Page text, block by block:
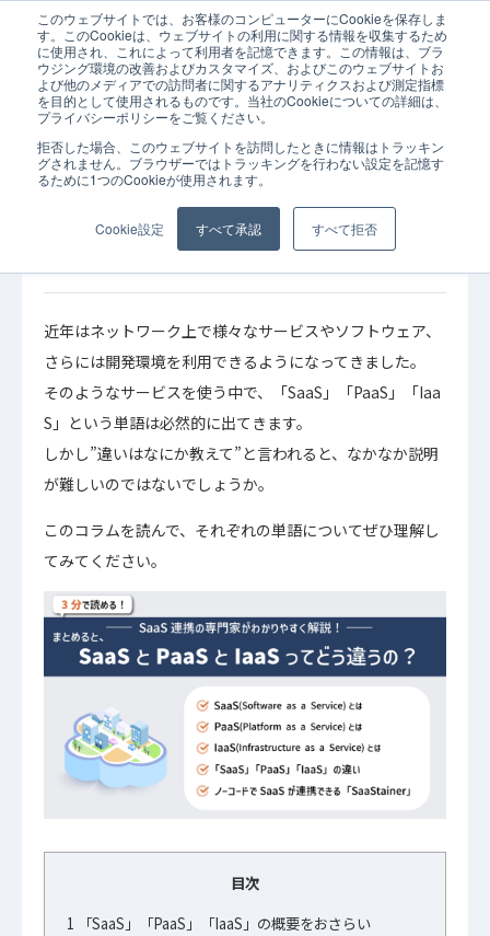
このウェブサイトでは、お客様のコンピューターにCookieを保存しま
す。このCookieは、ウェブサイトの利用に関する情報を収集するため
に使用され、これによって利用者を記憶できます。この情報は、ブラ
ウジング環境の改善およびカスタマイズ、およびこのウェブサイトお
よび他のメディアでの訪問者に関するアナリティクスおよび測定指標
を目的として使用されるものです。当社のCookieについての詳細は、
プライバシーポリシーをご覧ください。
拒否した場合、このウェブサイトを訪問したときに情報はトラッキン
グされません。ブラウザーではトラッキングを行わない設定を記憶す
るために1つのCookieが使用されます。
Cookie設定 すべて承認 すべて拒否
ホーム コラム SaaS 「まとめると、SaaSとPaaSとIaaSってどう
2021年03月23日 SaaS コラム
「まとめると、SaaSとPaaSとIaaSってどう違
うの？」 SaaS連携の専門家が分かりやすく解
近年はネットワーク上で様々なサービスやソフトウェア、
さらには開発環境を利用できるようになってきました。
そのようなサービスを使う中で、「SaaS」「PaaS」「Iaa
S」という単語は必然的に出てきます。
しかし”違いはなにか教えて”と言われると、なかなか説明
が難しいのではないでしょうか。
このコラムを読んで、それぞれの単語についてぜひ理解し
てみてください。
目次
1 「SaaS」「PaaS」「IaaS」の概要をおさらい